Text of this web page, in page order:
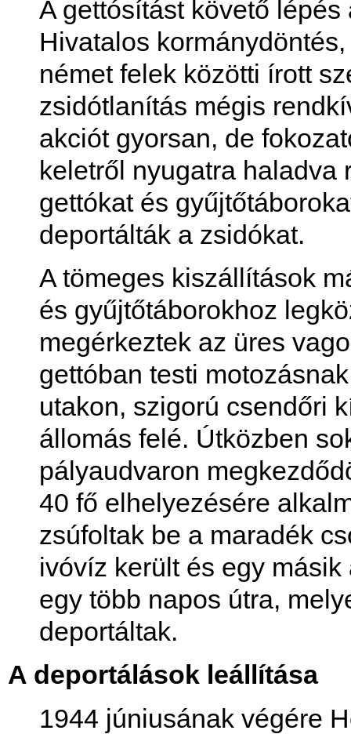
A gettósítást követő
Hivatalos
német felek közötti írott
zsidótlanítás mégis
akciót gyorsan, de
keletről nyugatra haladva
gettókat és
deportálták a zsidókat.
A tömeges kiszállítások
és gyűjtőtáborokhoz
megérkeztek az üres
gettóban testi
utakon, szigorú csendőri
állomás felé. Útközben
pályaudvaron
40 fő elhelyezésére
zsúfoltak be a maradék
ivóvíz került és egy
egy több napos útra,
deportáltak.
A deportálások leállítása
1944 júniusának végére